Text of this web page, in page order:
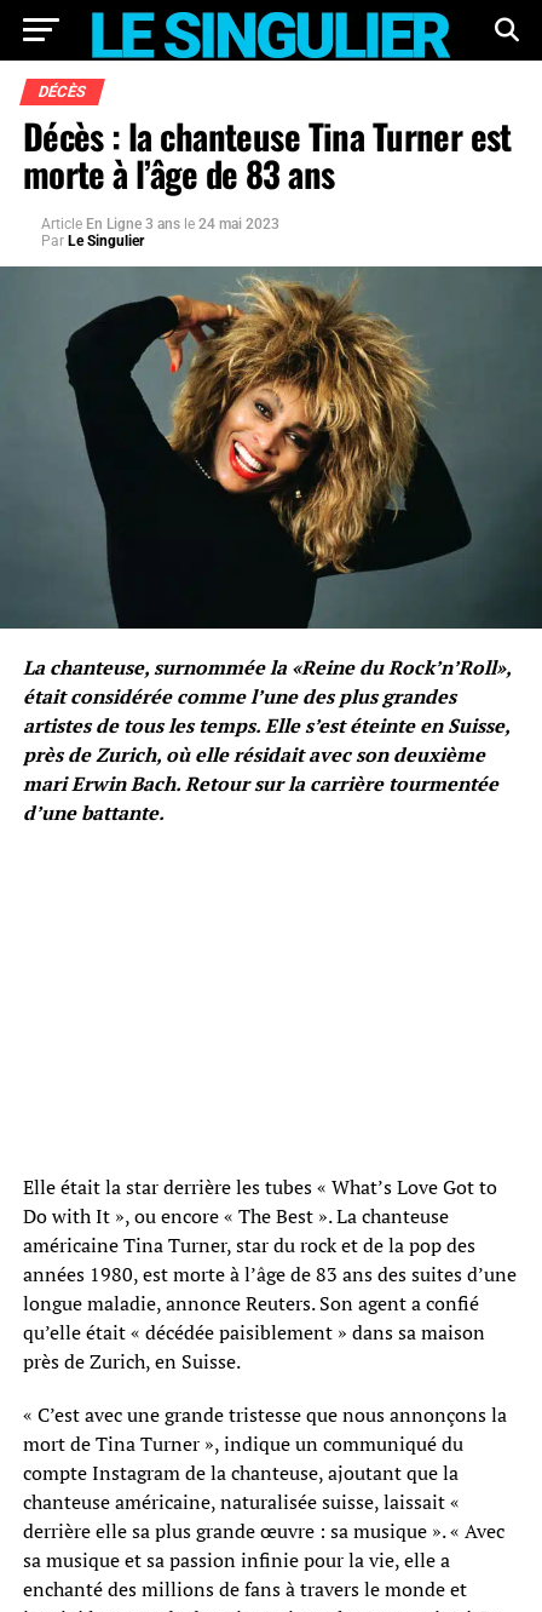
DÉCÈS
Décès : la chanteuse Tina Turner est
morte à l’âge de 83 ans
Article En Ligne 3 ans le 24 mai 2023
Par Le Singulier
La chanteuse, surnommée la «Reine du Rock’n’Roll»,
était considérée comme l’une des plus grandes
artistes de tous les temps. Elle s’est éteinte en Suisse,
près de Zurich, où elle résidait avec son deuxième
mari Erwin Bach. Retour sur la carrière tourmentée
d’une battante.
Elle était la star derrière les tubes « What’s Love Got to
Do with It », ou encore « The Best ». La chanteuse
américaine Tina Turner, star du rock et de la pop des
années 1980, est morte à l’âge de 83 ans des suites d’une
longue maladie, annonce Reuters. Son agent a confié
qu’elle était « décédée paisiblement » dans sa maison
près de Zurich, en Suisse.
« C’est avec une grande tristesse que nous annonçons la
mort de Tina Turner », indique un communiqué du
compte Instagram de la chanteuse, ajoutant que la
chanteuse américaine, naturalisée suisse, laissait «
derrière elle sa plus grande œuvre : sa musique ». « Avec
sa musique et sa passion infinie pour la vie, elle a
enchanté des millions de fans à travers le monde et